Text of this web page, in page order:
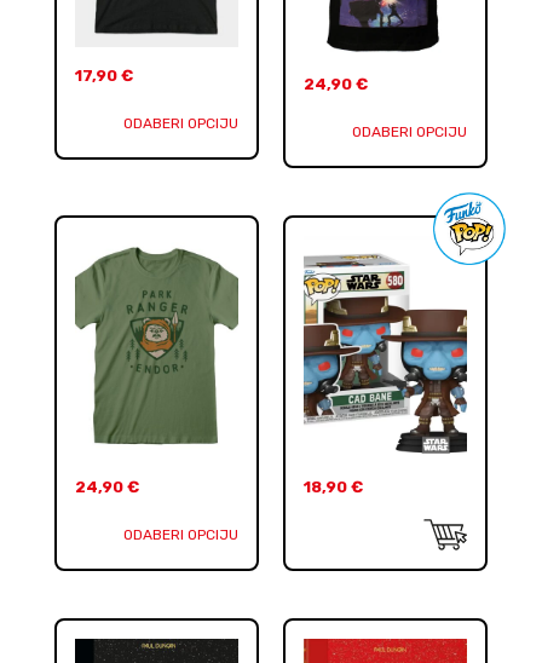
17,90 €
ODABERI OPCIJU
24,90 €
ODABERI OPCIJU
24,90 €
ODABERI OPCIJU
18,90 €